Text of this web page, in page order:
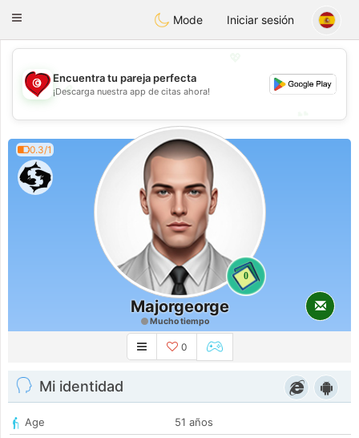
Tunisia Dating
Toggle
Mode Iniciar sesión
💕
Encuentra tu pareja perfecta
¡Descarga nuestra app de citas ahora!
0.3/1
0
Majorgeorge
Mucho tiempo
0
Mi identidad
Age
51 años